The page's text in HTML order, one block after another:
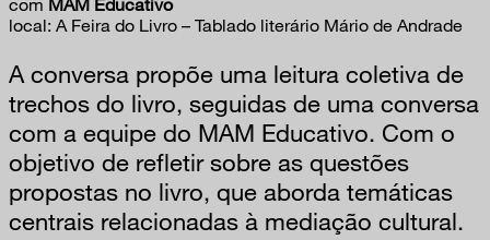
com MAM Educativo
local: A Feira do Livro – Tablado literário Mário de Andrade
A conversa propõe uma leitura coletiva de
trechos do livro, seguidas de uma conversa
com a equipe do MAM Educativo. Com o
objetivo de refletir sobre as questões
propostas no livro, que aborda temáticas
centrais relacionadas à mediação cultural.